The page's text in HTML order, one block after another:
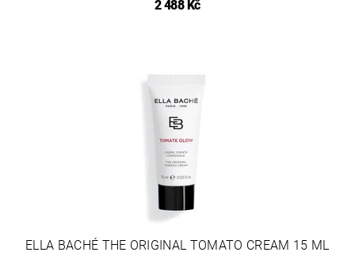
2 488 Kč
ELLA BACHÉ THE ORIGINAL TOMATO CREAM 15 ML